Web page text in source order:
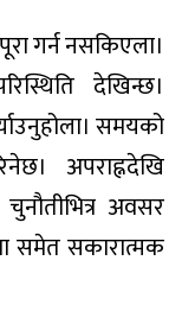
गर्न नसकिएला।
देखिन्छ।
समयको
अपराह्नदेखि
अवसर
समेत सकारात्मक